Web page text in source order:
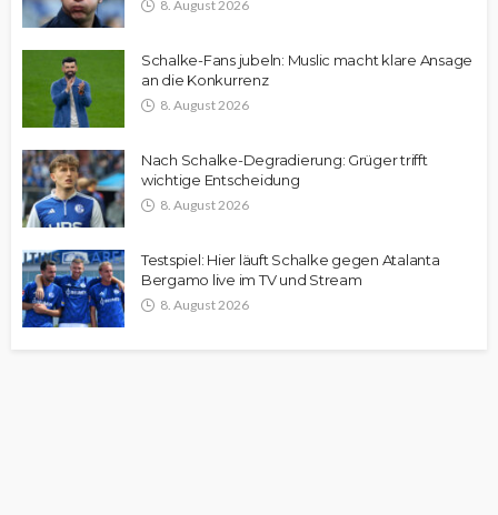
8. August 2026
Schalke-Fans jubeln: Muslic macht klare Ansage
an die Konkurrenz
8. August 2026
Nach Schalke-Degradierung: Grüger trifft
wichtige Entscheidung
8. August 2026
Testspiel: Hier läuft Schalke gegen Atalanta
Bergamo live im TV und Stream
8. August 2026